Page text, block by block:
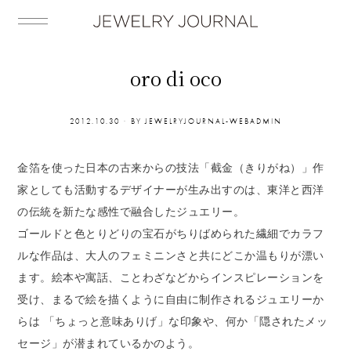
oro di oco
2012.10.30 BY JEWELRYJOURNAL-WEBADMIN
金箔を使った日本の古来からの技法「截金（きりがね）」作
家としても活動するデザイナーが生み出すのは、東洋と西洋
の伝統を新たな感性で融合したジュエリー。
ゴールドと色とりどりの宝石がちりばめられた繊細でカラフ
ルな作品は、大人のフェミニンさと共にどこか温もりが漂い
ます。絵本や寓話、ことわざなどからインスピレーションを
受け、まるで絵を描くように自由に制作されるジュエリーか
らは 「ちょっと意味ありげ」な印象や、何か「隠されたメッ
セージ」が潜まれているかのよう。